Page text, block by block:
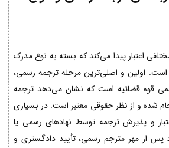
اعتبار پیدا می‌کند که بسته به نوع مدرک
است. اولین و اصلی‌ترین مرحله ترجمه رسمی،
قوه قضائیه است که نشان می‌دهد ترجمه
شده و از نظر حقوقی معتبر است. در بسیاری
و پذیرش ترجمه توسط نهادهای رسمی یا
پس از مهر مترجم رسمی، تأیید دادگستری و